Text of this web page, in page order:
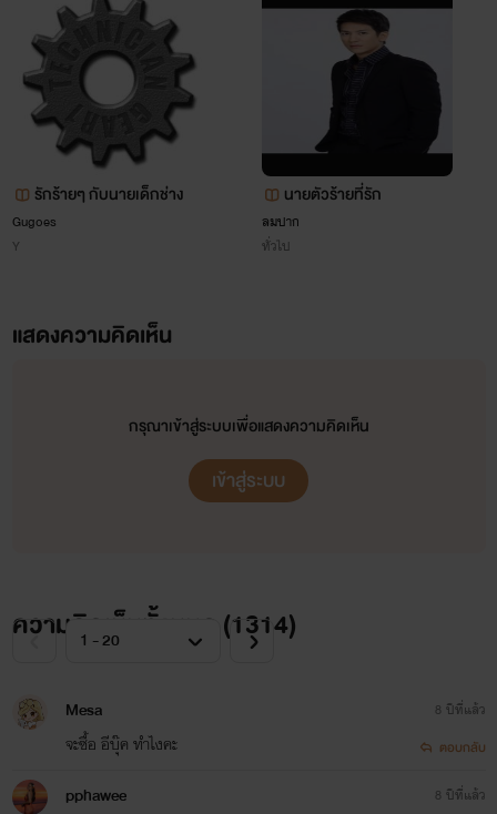
เข้าไปทวงไปพูดคุยกันได้ที่
Fan Page : Winnie P. ได้เลยนะคะ
หวังเป็นอย่างยิ่งว่าทุกคนจะติดตาม
รักและขอบคุณ
Winnie P. (Poohpoly / มิ่งครองขวัญ)
รักร้ายๆ กับนายเด็กช่าง
Gugoes
Y
นายตัวร้ายที่รัก
ลมปาก
ทั่วไป
แสดงความคิดเห็น
กรุณาเข้าสู่ระบบเพื่อแสดงความคิดเห็น
เข้าสู่ระบบ
ความคิดเห็นทั้งหมด (1314)
Mesa
จะซื้อ อีบุ๊ค ทำไงคะ
8 ปีที่แล้ว
ตอบกลับ
pphawee 8 ปีที่แล้ว